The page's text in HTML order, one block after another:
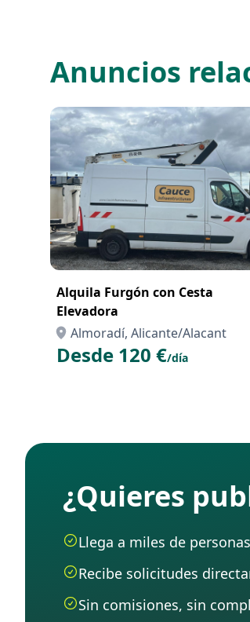
Anuncios
Alquila Furgón con Cesta
Elevadora
Almoradí, Alicante/Alacant
Desde 120 €/día
¿Quieres
Llega a miles de
Recibe solicitudes
Sin comisiones, sin